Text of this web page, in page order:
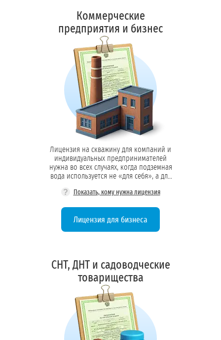
Коммерческие
предприятия и бизнес
Лицензия на скважину для компаний и
индивидуальных предпринимателей
нужна во всех случаях, когда подземная
вода используется не «для себя», а для
объекте
? Показать, кому нужна лицензия
Лицензия для бизнеса
СНТ, ДНТ и садоводческие
товарищества